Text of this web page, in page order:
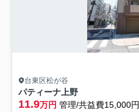
台東区松が谷
パティーナ上野
11.9万円 管理/共益費15,000円